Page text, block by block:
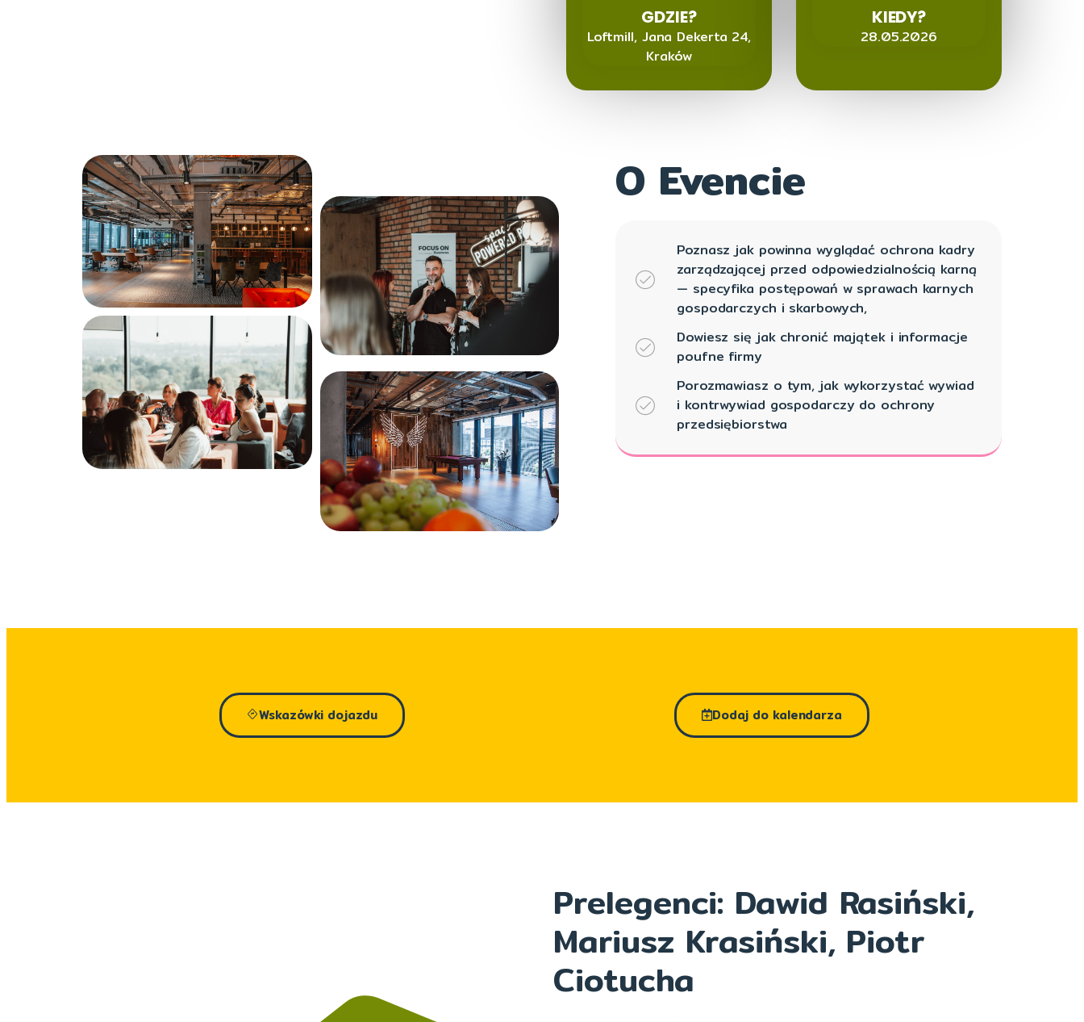
GDZIE?
Loftmill, Jana Dekerta 24,
Kraków
KIEDY?
28.05.2026
O Evencie
Poznasz jak powinna wyglądać ochrona kadry
zarządzającej przed odpowiedzialnością karną
— specyfika postępowań w sprawach karnych
gospodarczych i skarbowych,
Dowiesz się jak chronić majątek i informacje
poufne firmy
Porozmawiasz o tym, jak wykorzystać wywiad
i kontrwywiad gospodarczy do ochrony
przedsiębiorstwa
Wskazówki dojazdu Dodaj do kalendarza
Prelegenci: Dawid Rasiński,
Mariusz Krasiński, Piotr
Ciotucha